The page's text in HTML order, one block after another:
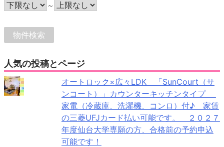
～
人気の投稿とページ
オートロック×広々LDK 「SunCourt（サ
ンコート）」カウンターキッチンタイプ
家電（冷蔵庫、洗濯機、コンロ）付♪ 家賃
の三菱UFJカード払い可能です。 ２０２７
年度仙台大学専願の方、合格前の予約申込
可能です！